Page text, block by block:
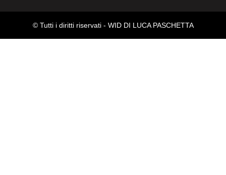
© Tutti i diritti riservati - WID DI LUCA PASCHETTA